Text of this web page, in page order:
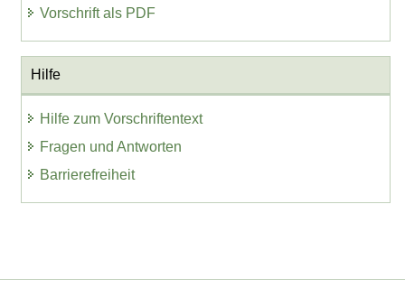
Vorschrift als PDF
Hilfe
Hilfe zum Vorschriftentext
Fragen und Antworten
Barrierefreiheit